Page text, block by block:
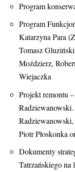
Program
Program
Katarzyna Para
Tomasz
Moździerz,
Wiejaczka
Projekt remontu
Piotr Płoskonka
Dokumenty
Tatrzańskiego na